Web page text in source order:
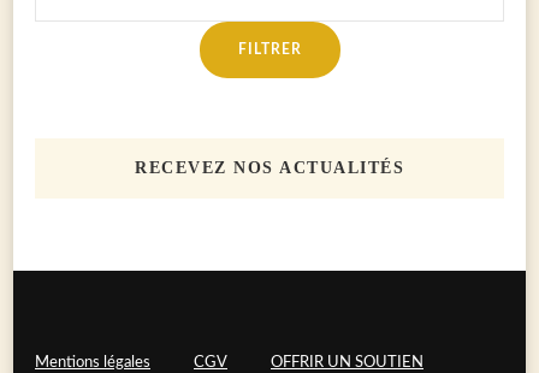
FILTRER
RECEVEZ NOS ACTUALITÉS
Mentions légales CGV OFFRIR UN SOUTIEN